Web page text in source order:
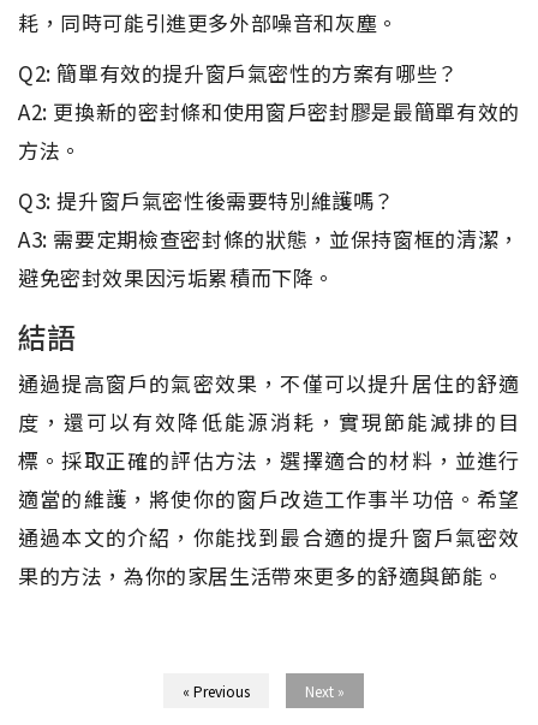
耗，同時可能引進更多外部噪音和灰塵。
Q2: 簡單有效的提升窗戶氣密性的方案有哪些？
A2: 更換新的密封條和使用窗戶密封膠是最簡單有效的
方法。
Q3: 提升窗戶氣密性後需要特別維護嗎？
A3: 需要定期檢查密封條的狀態，並保持窗框的清潔，
避免密封效果因污垢累積而下降。
結語
通過提高窗戶的氣密效果，不僅可以提升居住的舒適
度，還可以有效降低能源消耗，實現節能減排的目
標。採取正確的評估方法，選擇適合的材料，並進行
適當的維護，將使你的窗戶改造工作事半功倍。希望
通過本文的介紹，你能找到最合適的提升窗戶氣密效
果的方法，為你的家居生活帶來更多的舒適與節能。
« Previous Next »